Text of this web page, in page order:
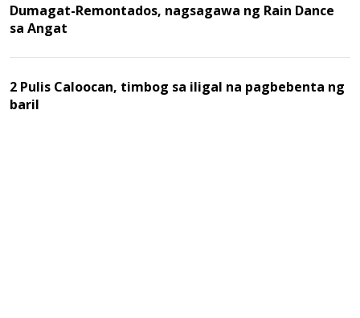
Dumagat-Remontados, nagsagawa ng Rain Dance
sa Angat
2 Pulis Caloocan, timbog sa iligal na pagbebenta ng
baril